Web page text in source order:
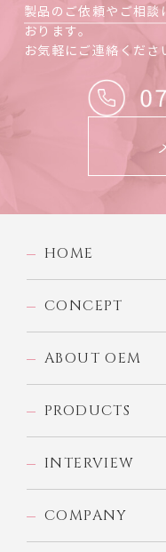
製品のご依頼やご相談
おります。
お気軽にご連絡くださ
HOME
CONCEPT
ABOUT OEM
PRODUCTS
INTERVIEW
COMPANY